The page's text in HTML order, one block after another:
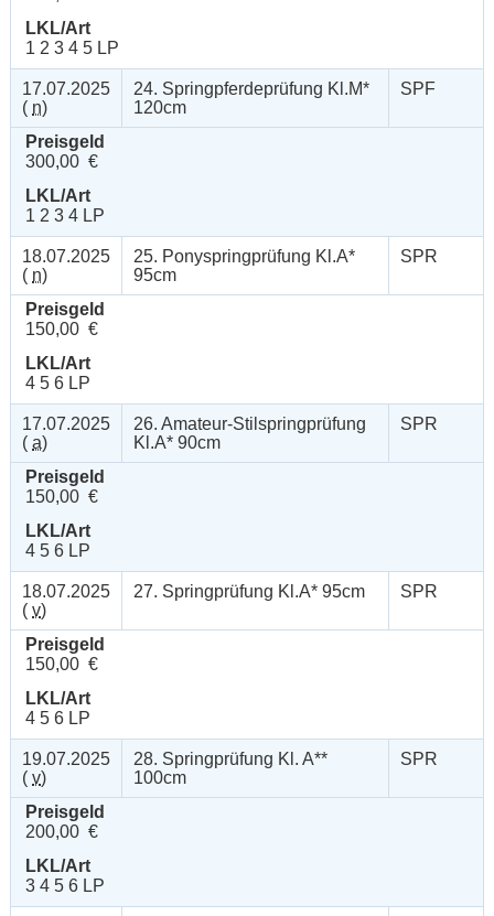
LKL/Art
1 2 3 4 5 LP
17.07.2025
( n)
24. Springpferdeprüfung Kl.M*
120cm
SPF
Preisgeld
300,00 €
LKL/Art
1 2 3 4 LP
18.07.2025
( n)
25. Ponyspringprüfung Kl.A*
95cm
SPR
Preisgeld
150,00 €
LKL/Art
4 5 6 LP
17.07.2025
( a)
26. Amateur-Stilspringprüfung
Kl.A* 90cm
SPR
Preisgeld
150,00 €
LKL/Art
4 5 6 LP
18.07.2025
( v)
27. Springprüfung Kl.A* 95cm SPR
Preisgeld
150,00 €
LKL/Art
4 5 6 LP
19.07.2025
( v)
28. Springprüfung Kl. A**
100cm
SPR
Preisgeld
200,00 €
LKL/Art
3 4 5 6 LP